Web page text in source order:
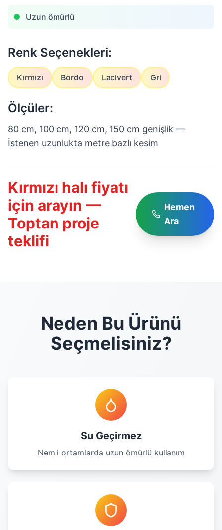
Uzun ömürlü
Renk Seçenekleri:
Kırmızı Bordo Lacivert Gri
Ölçüler:
80 cm, 100 cm, 120 cm, 150 cm genişlik —
İstenen uzunlukta metre bazlı kesim
Kırmızı halı fiyatı
için arayın —
Toptan proje
teklifi
Hemen
Ara
Neden Bu Ürünü
Seçmelisiniz?
Su Geçirmez
Nemli ortamlarda uzun ömürlü kullanım